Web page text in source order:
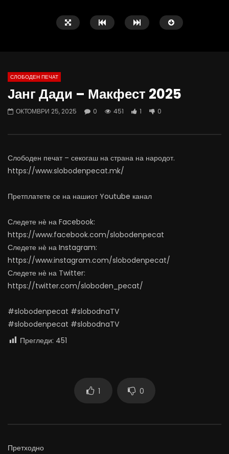
најевтини – каде пазаруваат
АВГУСТ 5, 2026
додека сме надвор од
СЛОБОДЕН ПЕЧАТ
Јанг Дади – Макфест 2025
ОКТОМВРИ 25, 2025 0 451 1 0
Слободен печат – секогаш на страна на народот.
https://www.slobodenpecat.mk/
Претплатете се на нашиот Youtube канал
Следете нѐ на Facebook:
https://www.facebook.com/slobodenpecat
Следете нѐ на Instagram:
https://www.instagram.com/slobodenpecat/
Следете нѐ на Twitter:
https://twitter.com/sloboden_pecat/
#slobodenpecat #slobodnaTV
#slobodenpecat #slobodnaTV
Прегледи: 451
1 0
Претходно